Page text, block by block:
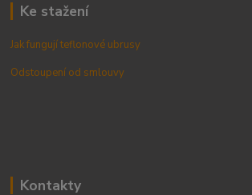
Ke stažení
Jak fungují teflonové ubrusy
Odstoupení od smlouvy
Kontakty